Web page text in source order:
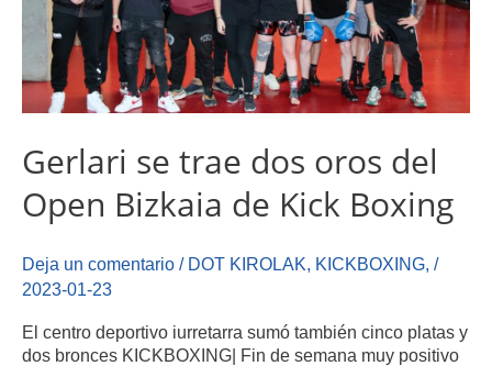
Gerlari se trae dos oros del
Open Bizkaia de Kick Boxing
Deja un comentario / DOT KIROLAK, KICKBOXING, /
2023-01-23
El centro deportivo iurretarra sumó también cinco platas y
dos bronces KICKBOXING| Fin de semana muy positivo